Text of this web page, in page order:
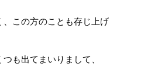
この方のことも存じ上げ
も出てまいりまして、